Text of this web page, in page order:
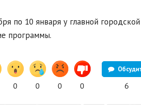
по 10 января у главной
программы.
0 0 0 0 6